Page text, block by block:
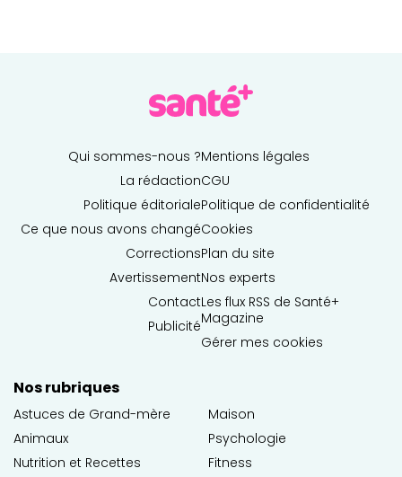
Qui sommes-nous ?
La rédaction
Politique éditoriale
Ce que nous avons changé
Corrections
Avertissement
Contact
Publicité
Mentions légales
CGU
Politique de confidentialité
Cookies
Plan du site
Nos experts
Les flux RSS de Santé+
Magazine
Gérer mes cookies
Nos rubriques
Astuces de Grand-mère
Animaux
Nutrition et Recettes
Maison
Psychologie
Fitness